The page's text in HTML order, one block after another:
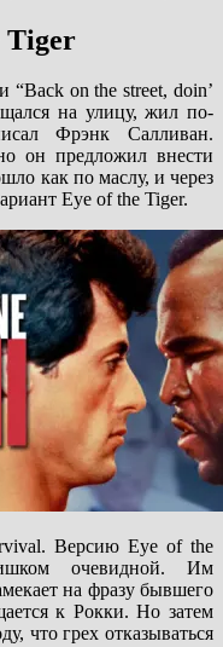
Tiger
“Back on the street, doin’
на улицу, жил по-
Фрэнк Салливан.
он предложил внести
как по маслу, и через
Eye of the Tiger.
Версию Eye of the
очевидной. Им
на фразу бывшего
к Рокки. Но затем
что грех отказываться